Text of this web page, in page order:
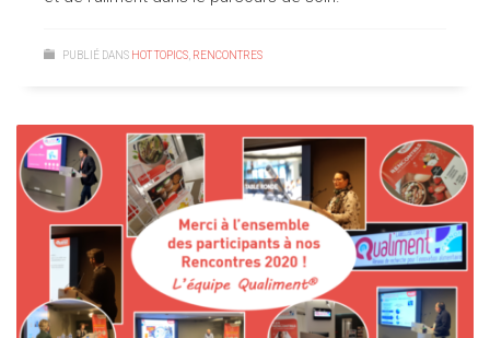
PUBLIÉ DANS HOT TOPICS, RENCONTRES